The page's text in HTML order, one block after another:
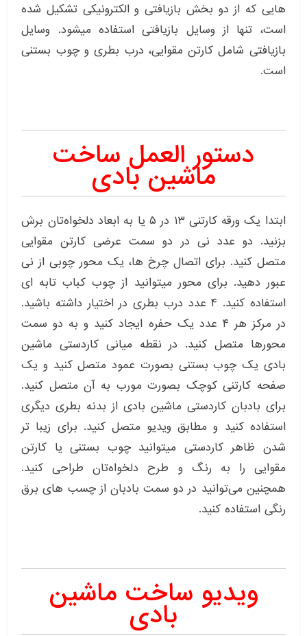
هایی که از دو بخش بازیافتی و الکترونیکی تشکیل شده
است، تنها از وسایل بازیافتی استفاده میشود. وسایل
بازیافتی شامل کارتن مقوایی، درب بطری و چوب بستنی
است.
دستور العمل ساخت
ماشین بادی
ابتدا یک ورقه کارتنی ۱۳ در ۵ یا به ابعاد دلخواه‌تان برش
بزنید. دو عدد نی در دو سمت عرضی کارتن مقوایی
متصل کنید. برای اتصال چرخ ها، یک محور چوبی از نی
عبور دهید. برای محور میتوانید از چوب کباب تابه ای
استفاده کنید. ۴ عدد درب بطری در اختیار داشته باشید.
در مرکز هر ۴ عدد یک حفره ایجاد کنید و به دو سمت
محورها متصل کنید. در نقطه میانی کاردستی ماشین
بادی یک چوب بستنی بصورت عمود متصل کنید و یک
صفحه کارتنی کوچک بصورت مورب به آن متصل کنید.
برای بادبان کاردستی ماشین بادی از بدنه بطری دیگری
استفاده کنید و مطابق ویدیو متصل کنید. برای زیبا تر
شدن ظاهر کاردستی میتوانید چوب بستنی یا کارتن
مقوایی را به رنگ و طرح دلخواه‌تان طراحی کنید.
همچنین می‌توانید در دو سمت بادبان از چسب های برق
رنگی استفاده کنید.
ویدیو ساخت ماشین
بادی